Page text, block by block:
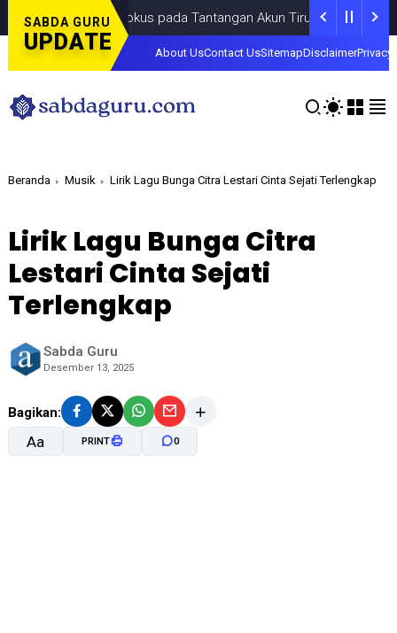
SABDA GURU
UPDATE
Fokus pada Tantangan Akun Tiruan di Dunia Digital,
About UsContact UsSitemapDisclaimerPrivacy
Beranda Musik Lirik Lagu Bunga Citra Lestari Cinta Sejati Terlengkap
Lirik Lagu Bunga Citra
Lestari Cinta Sejati
Terlengkap
Sabda Guru
Desember 13, 2025
Bagikan:
Aa PRINT 0